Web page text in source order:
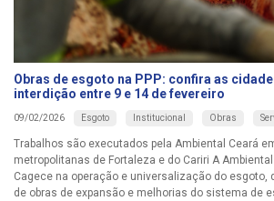
Obras de esgoto na PPP: confira as
interdição entre 9 e 14 de fevereiro
09/02/2026 Esgoto Institucional Obras
Trabalhos são executados pela Ambiental Ceará
metropolitanas de Fortaleza e do Cariri A
Cagece na operação e universalização do esgoto,
de obras de expansão e melhorias do sistema de